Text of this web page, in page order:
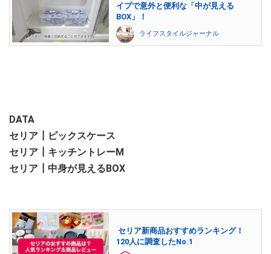
イプで意外と便利な「中が見える
BOX」！
ライフスタイルジャーナル
DATA
セリア┃ピックスケース
セリア┃キッチントレーM
セリア┃中身が見えるBOX
セリア新商品おすすめランキング！
120人に調査したNo.1